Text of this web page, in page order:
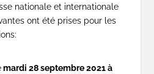
nationale et internationale
ont été prises pour les
mardi 28 septembre 2021 à